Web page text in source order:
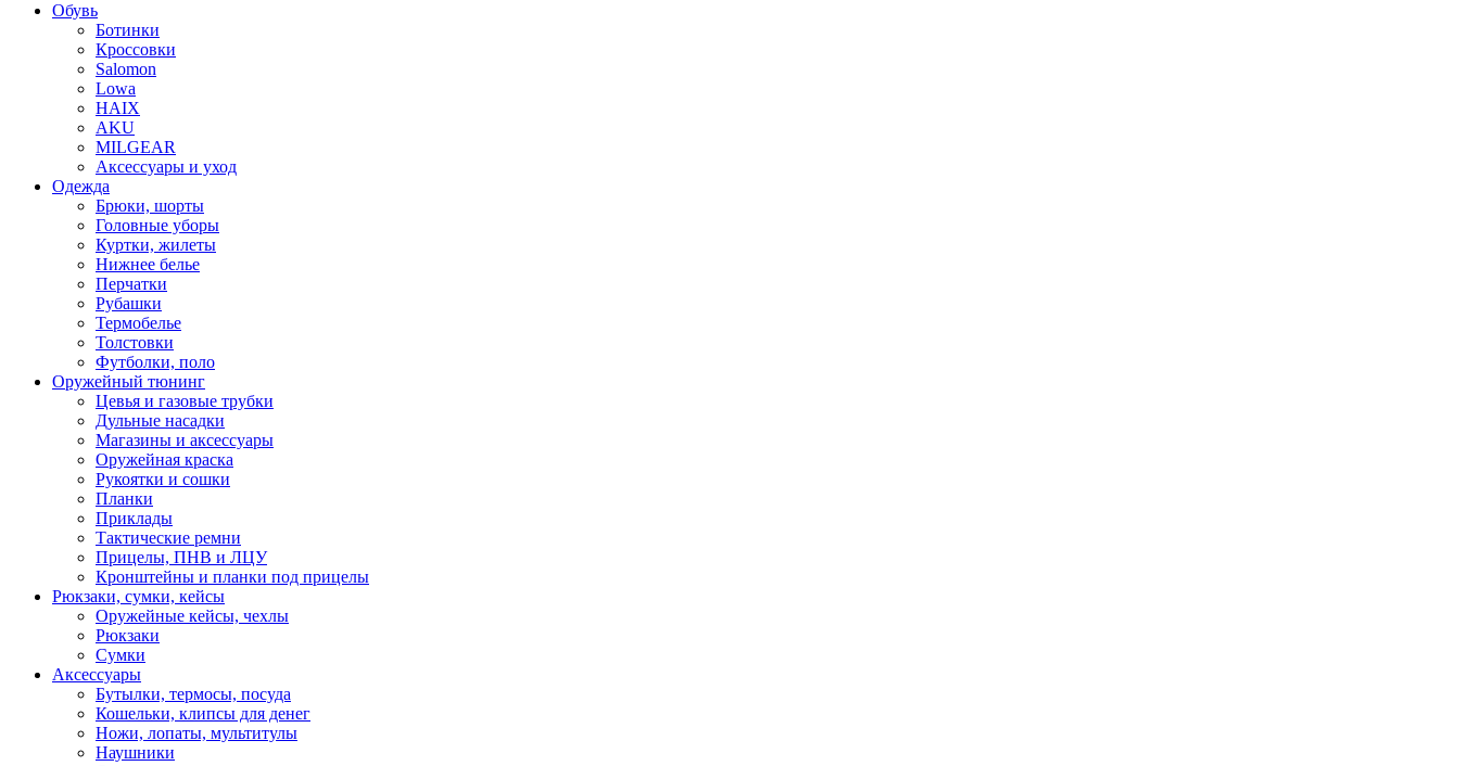
Обувь
Ботинки
Кроссовки
Salomon
Lowa
HAIX
AKU
MILGEAR
Аксессуары и уход
Одежда
Брюки, шорты
Головные уборы
Куртки, жилеты
Нижнее белье
Перчатки
Рубашки
Термобелье
Толстовки
Футболки, поло
Оружейный тюнинг
Цевья и газовые трубки
Дульные насадки
Магазины и аксессуары
Оружейная краска
Рукоятки и сошки
Планки
Приклады
Тактические ремни
Прицелы, ПНВ и ЛЦУ
Кронштейны и планки под прицелы
Рюкзаки, сумки, кейсы
Оружейные кейсы, чехлы
Рюкзаки
Сумки
Аксессуары
Бутылки, термосы, посуда
Кошельки, клипсы для денег
Ножи, лопаты, мультитулы
Наушники